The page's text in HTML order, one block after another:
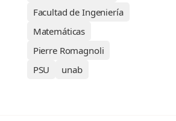
Facultad de Ingeniería
Matemáticas
Pierre Romagnoli
PSU
unab